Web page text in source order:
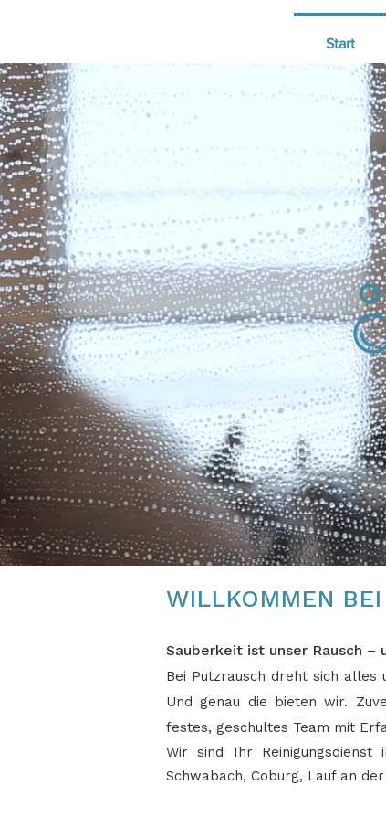
Start
WILLKOMMEN BEI
Sauberkeit ist unser Rausch –
Bei Putzrausch dreht sich
Und genau die bieten wir.
festes, geschultes Team mit
Wir sind Ihr
Schwabach, Coburg, Lauf an